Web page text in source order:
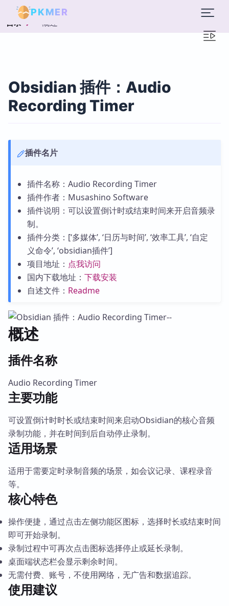
PKMER
目录 概述
Obsidian 插件：Audio
Recording Timer
插件名片
插件名称：Audio Recording Timer
插件作者：Musashino Software
插件说明：可以设置倒计时或结束时间来开启音频录
制。
插件分类：[‘多媒体’, ‘日历与时间’, ‘效率工具’, ‘自定
义命令’, ‘obsidian插件’]
项目地址： 点我访问
国内下载地址： 下载安装
自述文件： Readme
概述
插件名称
Audio Recording Timer
主要功能
可设置倒计时时长或结束时间来启动Obsidian的核心音频
录制功能，并在时间到后自动停止录制。
适用场景
适用于需要定时录制音频的场景，如会议记录、课程录音
等。
核心特色
操作便捷，通过点击左侧功能区图标，选择时长或结束时间
即可开始录制。
录制过程中可再次点击图标选择停止或延长录制。
桌面端状态栏会显示剩余时间。
无需付费、账号，不使用网络，无广告和数据追踪。
使用建议